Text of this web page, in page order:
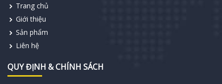
Trang chủ
Giới thiệu
Sản phẩm
Liên hệ
QUY ĐỊNH & CHÍNH SÁCH